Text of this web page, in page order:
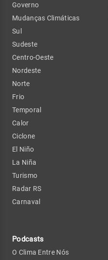
Governo
Mudanças Climáticas
Sul
Sudeste
Centro-Oeste
Nordeste
Norte
Frio
Temporal
Calor
Ciclone
El Niño
La Niña
Turismo
Radar RS
Carnaval
Podcasts
O Clima Entre Nós